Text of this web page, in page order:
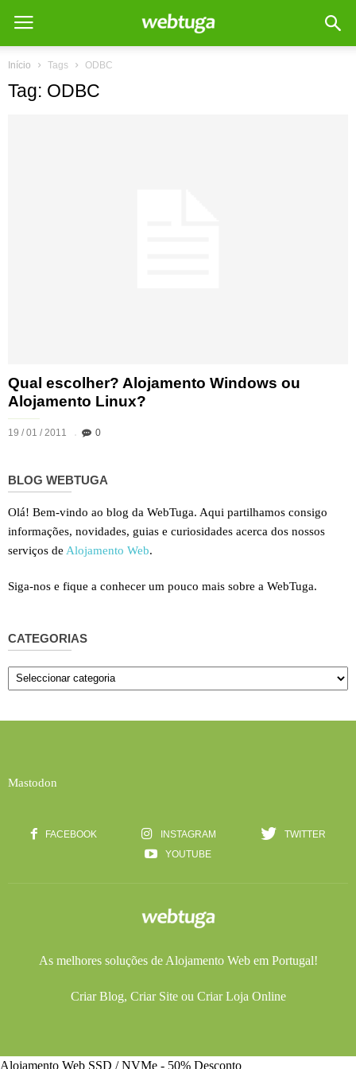
Início Tags ODBC
Tag: ODBC
Qual escolher? Alojamento Windows ou
Alojamento Linux?
19 / 01 / 2011 0
BLOG WEBTUGA
Olá! Bem-vindo ao blog da WebTuga. Aqui partilhamos consigo
informações, novidades, guias e curiosidades acerca dos nossos
serviços de Alojamento Web.
Siga-nos e fique a conhecer um pouco mais sobre a WebTuga.
CATEGORIAS
Categorias
Mastodon
FACEBOOK INSTAGRAM
TWITTER
YOUTUBE
As melhores soluções de Alojamento Webem Portugal!
Criar Blog, Criar Siteou Criar Loja Online
Alojamento Web SSD / NVMe - 50% Desconto